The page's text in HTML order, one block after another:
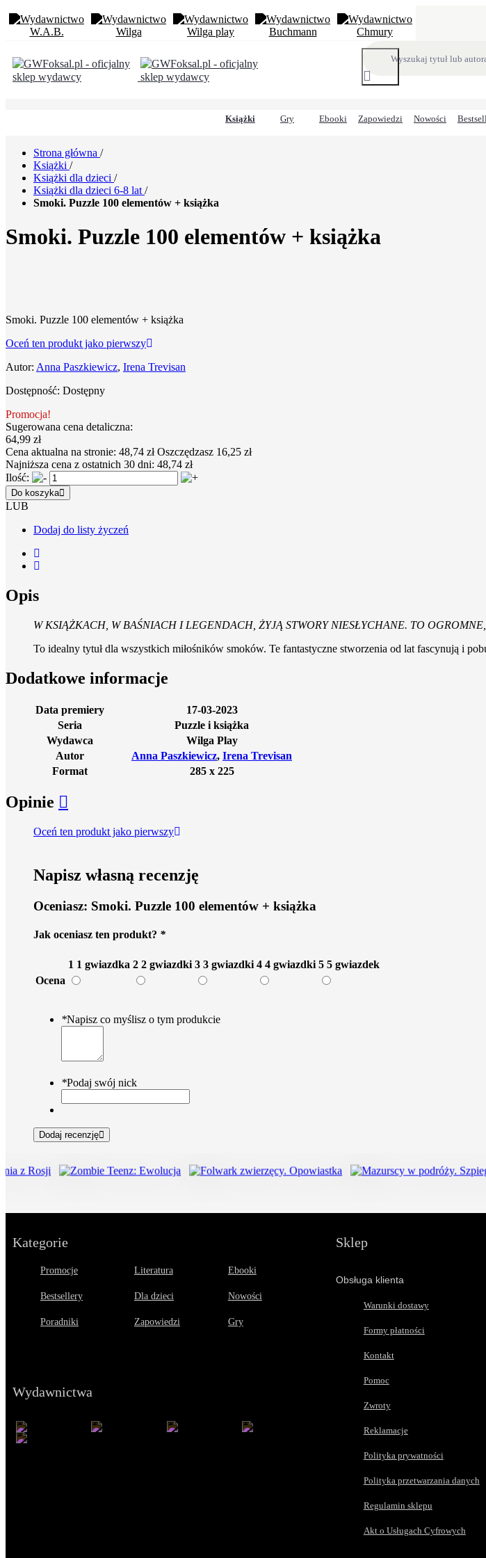
Książki Gry Ebooki Zapowiedzi Nowości
Strona główna /
Książki /
Książki dla dzieci /
Książki dla dzieci 6-8 lat /
Smoki. Puzzle 100 elementów + książka
Smoki. Puzzle 100 elementów + książka
Smoki. Puzzle 100 elementów + książka
Oceń ten produkt jako pierwszy
Autor: Anna Paszkiewicz, Irena Trevisan
Dostępność: Dostępny
Promocja!
Sugerowana cena detaliczna:
64,99 zł
Cena aktualna na stronie: 48,74 złOszczędzasz 16,25 zł
Najniższa cena z ostatnich 30 dni: 48,74 zł
Ilość:
Do koszyka
LUB
Dodaj do listy życzeń
Opis
W KSIĄŻKACH, W BAŚNIACH I LEGENDACH, ŻYJĄ STWORY NIESŁYCHANE. TO
To idealny tytuł dla wszystkich miłośników smoków. Te fantastyczne stworzenia od lat fascynują i
Dodatkowe informacje
Data premiery
17-03-2023
Seria
Puzzle i książka
Wydawca
Wilga Play
Autor
Anna Paszkiewicz, Irena Trevisan
Format
285 x 225
Opinie
Oceń ten produkt jako pierwszy
Napisz własną recenzję
Oceniasz: Smoki. Puzzle 100 elementów + książka
Jak oceniasz ten produkt? *
1 1 gwiazdka 2 2 gwiazdki 3 3 gwiazdki 4 4 gwiazdki 5 5 gwiazdek
Ocena
*Napisz co myślisz o tym produkcie
*Podaj swój nick
Dodaj recenzję
Kategorie
Promocje Literatura Ebooki
Bestsellery Dla dzieci Nowości
Poradniki Zapowiedzi Gry
Wydawnictwa
Sklep
Obsługa klienta
Warunki dostawy
Formy płatności
Kontakt
Pomoc
Zwroty
Reklamacje
Polityka prywatności
Polityka przetwarzania danych
Regulamin sklepu
Akt o Usługach Cyfrowych